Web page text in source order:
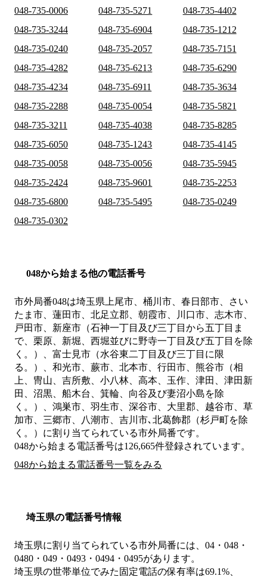
048-735-0006 048-735-5271
048-735-4402
048-735-3244
048-735-6904
048-735-1212
048-735-0240
048-735-2057
048-735-7151
048-735-4282
048-735-6213
048-735-6290
048-735-4234
048-735-6911
048-735-3634
048-735-2288
048-735-0054
048-735-5821
048-735-3211
048-735-4038
048-735-8285
048-735-6050
048-735-1243
048-735-4145
048-735-0058
048-735-0056
048-735-5945
048-735-2424
048-735-9601
048-735-2253
048-735-6800
048-735-5495
048-735-0249
048-735-0302
048から始まる他の電話番号
市外局番048は埼玉県上尾市、桶川市、春日部市、さい
たま市、蓮田市、北足立郡、朝霞市、川口市、志木市、
戸田市、新座市（石神一丁目及び三丁目から五丁目ま
で、栗原、新堀、西堀並びに野寺一丁目及び五丁目を除
く。）、富士見市（水谷東二丁目及び三丁目に限
る。）、和光市、蕨市、北本市、行田市、熊谷市（相
上、冑山、吉所敷、小八林、高本、玉作、津田、津田新
田、沼黒、船木台、箕輪、向谷及び妻沼小島を除
く。）、鴻巣市、羽生市、深谷市、大里郡、越谷市、草
加市、三郷市、八潮市、吉川市､北葛飾郡（杉戸町を除
く。） に割り当てられている市外局番です。
048から始まる電話番号は126,665件登録されています。
048から始まる電話番号一覧をみる
埼玉県の電話番号情報
埼玉県に割り当てられている市外局番には、04・048・
0480・049・0493・0494・0495があります。
埼玉県の世帯単位でみた固定電話の保有率は69.1%、